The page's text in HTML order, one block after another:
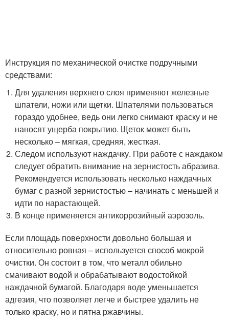
Инструкция по механической очистке подручными
средствами:
Для удаления верхнего слоя применяют железные
шпатели, ножи или щетки. Шпателями пользоваться
гораздо удобнее, ведь они легко снимают краску и не
наносят ущерба покрытию. Щеток может быть
несколько – мягкая, средняя, жесткая.
Следом используют наждачку. При работе с наждаком
следует обратить внимание на зернистость абразива.
Рекомендуется использовать несколько наждачных
бумаг с разной зернистостью – начинать с меньшей и
идти по нарастающей.
В конце применяется антикоррозийный аэрозоль.
Если площадь поверхности довольно большая и
относительно ровная – используется способ мокрой
очистки. Он состоит в том, что металл обильно
смачивают водой и обрабатывают водостойкой
наждачной бумагой. Благодаря воде уменьшается
адгезия, что позволяет легче и быстрее удалить не
только краску, но и пятна ржавчины.